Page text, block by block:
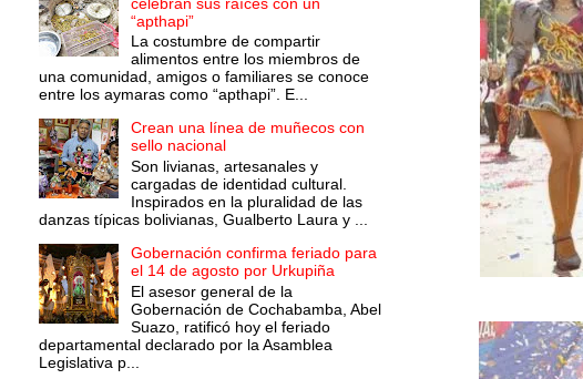
“apthapi”
La costumbre de compartir
alimentos entre los miembros de
una comunidad, amigos o familiares se conoce
entre los aymaras como “apthapi”. E...
Crean una línea de muñecos con
sello nacional
Son livianas, artesanales y
cargadas de identidad cultural.
Inspirados en la pluralidad de las
danzas típicas bolivianas, Gualberto Laura y ...
Gobernación confirma feriado para
el 14 de agosto por Urkupiña
El asesor general de la
Gobernación de Cochabamba, Abel
Suazo, ratificó hoy el feriado
departamental declarado por la Asamblea
Legislativa p...